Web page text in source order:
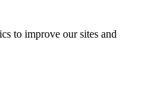
to improve our sites and